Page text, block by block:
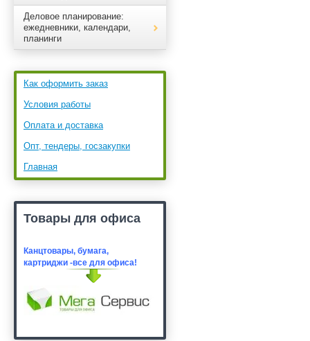
Деловое планирование:
ежедневники, календари,
планинги
Как оформить заказ
Условия работы
Оплата и доставка
Опт, тендеры, госзакупки
Главная
Товары для офиса
Канцтовары, бумага,
картриджи -все для офиса!